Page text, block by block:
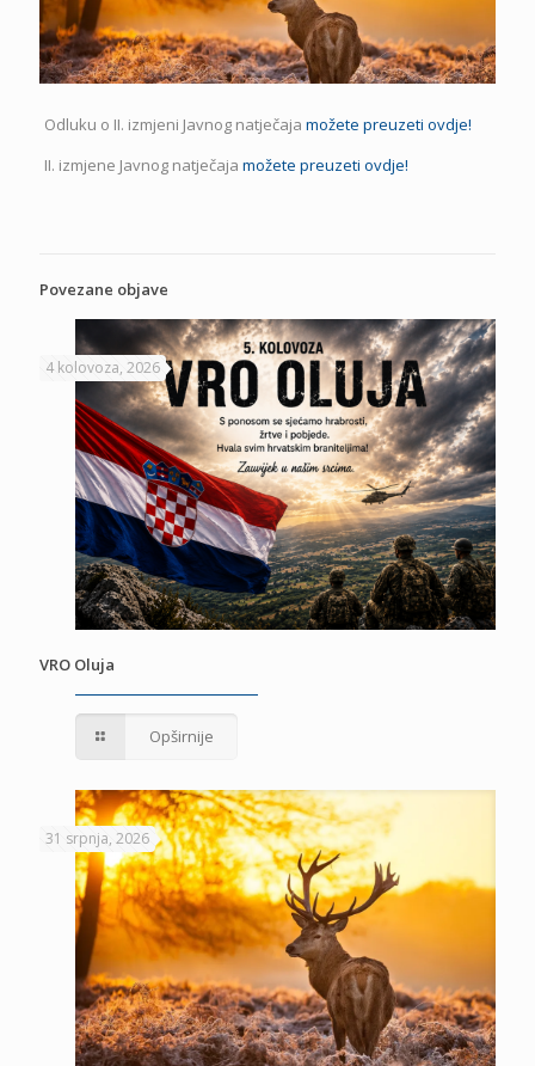
Odluku o II. izmjeni Javnog natječaja možete preuzeti ovdje!
II. izmjene Javnog natječaja možete preuzeti ovdje!
Povezane objave
4 kolovoza, 2026
VRO Oluja
Opširnije
31 srpnja, 2026